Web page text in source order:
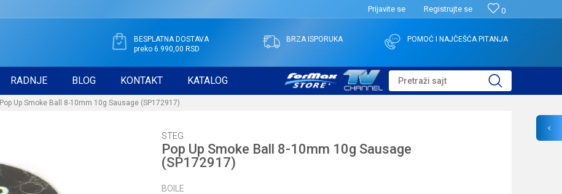
0
Prijavite se Registrujte se
BESPLATNA DOSTAVA
preko 6.990,00 RSD
BRZA ISPORUKA POMOĆ I NAJČEŠĆA PITANJA
RADNJE BLOG KONTAKT KATALOG Pretraži sajt
Pop Up Smoke Ball 8-10mm 10g Sausage (SP172917)
STEG
Pop Up Smoke Ball 8-10mm 10g Sausage
(SP172917)
BOILE